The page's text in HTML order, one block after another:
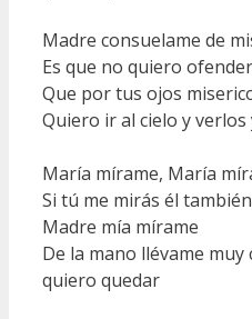
Madre consuelame de
Es que no quiero
Que por tus ojos
Quiero ir al cielo y verlos
María mírame, María
Si tú me mirás él
Madre mía mírame
De la mano llévame muy
quiero quedar